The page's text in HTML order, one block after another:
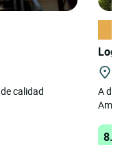
calidad
A